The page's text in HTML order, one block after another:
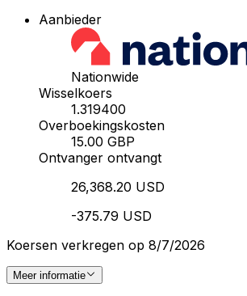
Aanbieder
Nationwide
Wisselkoers
1.319400
Overboekingskosten
15.00 GBP
Ontvanger ontvangt
26,368.20 USD
-375.79 USD
Koersen verkregen op 8/7/2026
Meer informatie